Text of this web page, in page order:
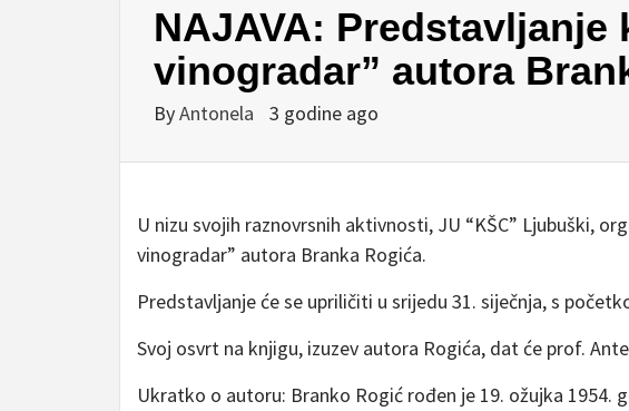
NAJAVA: Predstavljanje
vinogradar” autora
ByAntonela 3 godine ago
U nizu svojih raznovrsnih aktivnosti, JU “KŠC” Ljubuški,
vinogradar” autora Branka Rogića.
Predstavljanje će se upriličiti u srijedu 31. siječnja, s
Svoj osvrt na knjigu, izuzev autora Rogića, dat će prof.
Ukratko o autoru: Branko Rogić rođen je 19. ožujka 1954.